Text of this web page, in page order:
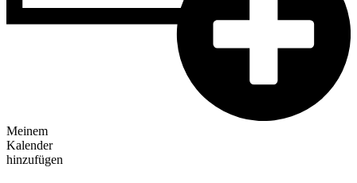
Meinem
Kalender
hinzufügen